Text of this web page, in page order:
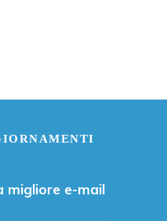
migliore e-mail